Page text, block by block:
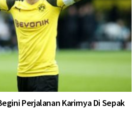
Perjalanan Karirnya Di Sepak